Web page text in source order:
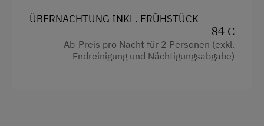
Wasserkocher
Küche
ÜBERNACHTUNG INKL. FRÜHSTÜCK
84 €
Ab-Preis pro Nacht für 2 Personen (exkl.
Endreinigung und Nächtigungsabgabe)